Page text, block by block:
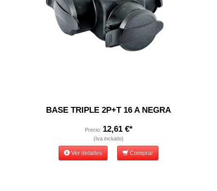
BASE TRIPLE 2P+T 16 A NEGRA
Precio: 12,61 €*
(Iva incluido)
Ver detalles Comprar